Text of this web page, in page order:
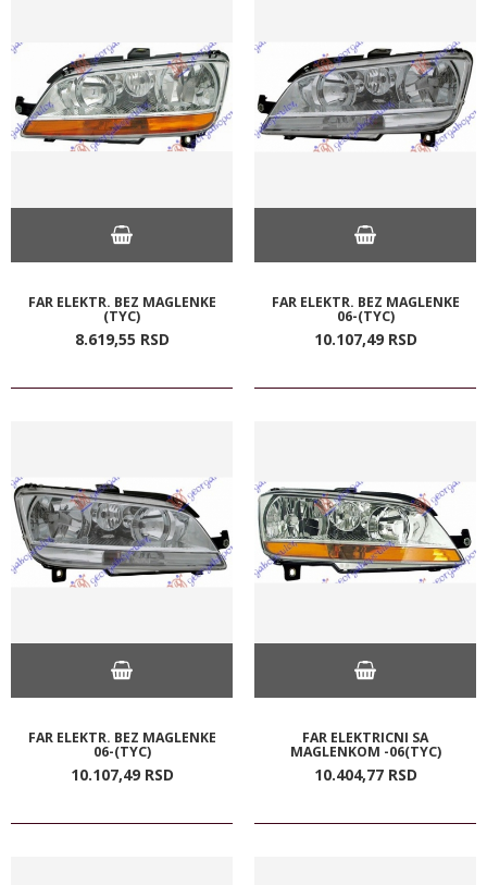
FAR ELEKTR. BEZ MAGLENKE
(TYC)
8.619,55 RSD
FAR ELEKTR. BEZ MAGLENKE
06-(TYC)
10.107,49 RSD
FAR ELEKTR. BEZ MAGLENKE
06-(TYC)
10.107,49 RSD
FAR ELEKTRICNI SA
MAGLENKOM -06(TYC)
10.404,77 RSD